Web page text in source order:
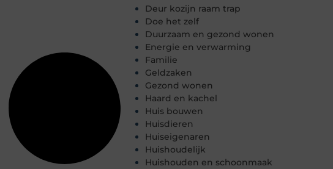
Deur kozijn raam trap
Doe het zelf
Duurzaam en gezond wonen
Energie en verwarming
Familie
Geldzaken
Gezond wonen
Haard en kachel
Huis bouwen
Huisdieren
Huiseigenaren
Huishoudelijk
Huishouden en schoonmaak